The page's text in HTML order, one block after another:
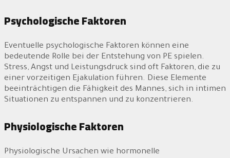
Psychologische Faktoren
Eventuelle psychologische Faktoren können eine
bedeutende Rolle bei der Entstehung von PE spielen.
Stress, Angst und Leistungsdruck sind oft Faktoren, die zu
einer vorzeitigen Ejakulation führen. Diese Elemente
beeinträchtigen die Fähigkeit des Mannes, sich in intimen
Situationen zu entspannen und zu konzentrieren.
Physiologische Faktoren
Physiologische Ursachen wie hormonelle